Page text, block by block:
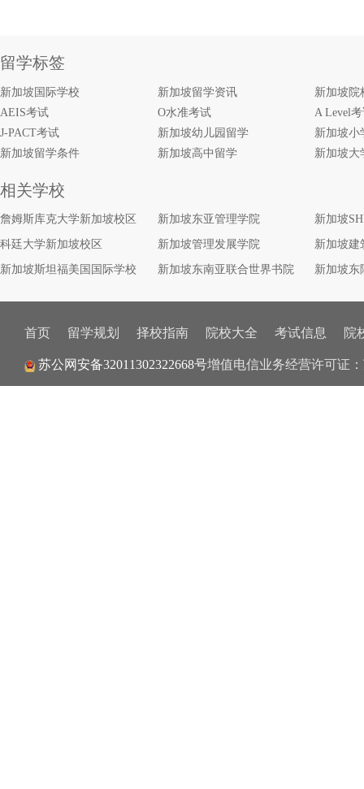
留学标签
新加坡国际学校 新加坡留学资讯
新加坡院
AEIS考试
O水准考试
A Level
J-PACT考试
新加坡幼儿园留学
新加坡小
新加坡留学条件
新加坡高中留学 新加坡大
相关学校
詹姆斯库克大学新加坡校区 新加坡东亚管理学院 新加坡
科廷大学新加坡校区 新加坡管理发展学院 新加坡建
新加坡斯坦福美国国际学校 新加坡东南亚联合世界书院 新加坡东
首页 留学规划 择校指南 院校大全 考试信息 院
苏公网安备32011302322668号增值电信业务经营许可证：